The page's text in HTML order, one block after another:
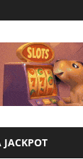
JACKPOT